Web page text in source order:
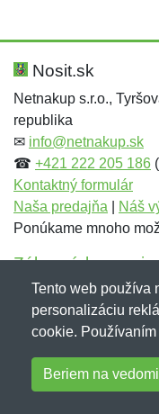
Hodnotenie:
Meno:*
E-mail:
Správa*
Meno:
E-mail:*
Správa*
Nosit.sk
Netnakup s.r.o.,
republika
✉ info@netnakup.sk
☎ +421 222 205 186
Kontaktný formulár
Naša predajňa
Náš
Ponúkame mnoho
Zákaznícky servis
Novinky emailom
Copyright © 2007-
NetIQ. Všetky práva
Tento web používa
personalizáciu
cookie.
Beriem na